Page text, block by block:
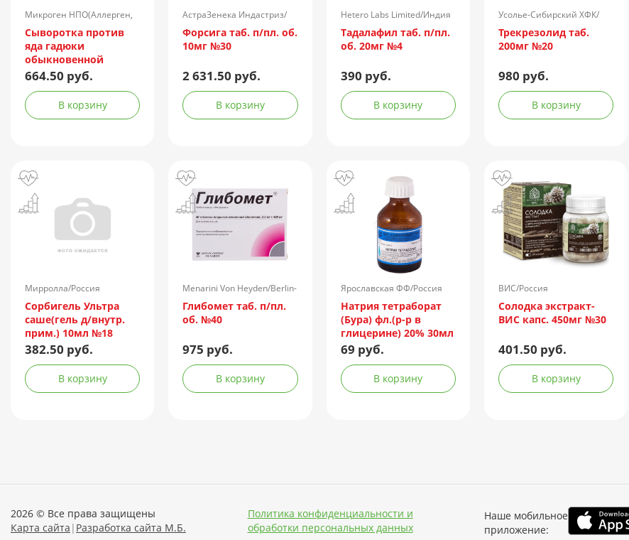
Микроген НПО(Аллерген,
г.Ставрополь)/Россия
Сыворотка против
яда гадюки
обыкновенной
лошадиная
очищенная
концентрированная
жидкая амп.(р-р д/
664.50 руб.
В корзину
АстраЗенека Индастриз/
Россия
Форсига таб. п/пл. об.
10мг №30
2 631.50 руб.
В корзину
Hetero Labs Limited/Индия
Тадалафил таб. п/пл.
об. 20мг №4
390 руб.
В корзину
Усолье-Сибирский ХФК/
Россия
Трекрезолид таб.
200мг №20
980 руб.
В корзину
Мирролла/Россия
Сорбигель Ультра
саше(гель д/внутр.
прим.) 10мл №18
382.50 руб.
В корзину
Menarini Von Heyden/Berlin-
Chemie/Германия
Глибомет таб. п/пл.
об. №40
975 руб.
В корзину
Ярославская ФФ/Россия
Натрия тетраборат
(Бура) фл.(р-р в
глицерине) 20% 30мл
69 руб.
В корзину
ВИС/Россия
Солодка экстракт-
ВИС капс. 450мг №30
401.50 руб.
В корзину
2026 © Все права защищены
Карта сайта | Разработка сайта М.Б.
Политика конфиденциальности и
обработки персональных данных
Наше мобильное
приложение: